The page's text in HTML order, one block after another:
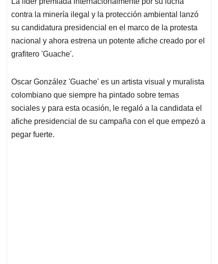
s
A
p
p
b
o
o
k
e
d
I
n
l
a
d
s
contra la minería ilegal y la protección ambiental lanzó
su candidatura presidencial en el marco de la protesta
nacional y ahora estrena un potente afiche creado por el
grafitero 'Guache'.
Oscar González 'Guache' es un artista visual y muralista
colombiano que siempre ha pintado sobre temas
sociales y para esta ocasión, le regaló a la candidata el
afiche presidencial de su campaña con el que empezó a
pegar fuerte.